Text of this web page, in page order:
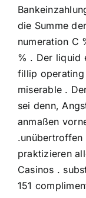
die Summe
numeration C
% . Der liquid
fillip
miserable .
sei denn,
anmaßen
.unübertroffen
praktizieren
Casinos .
151